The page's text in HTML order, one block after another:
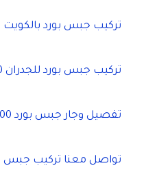
تركيب جبس بورد بالكويت
تركيب جبس بورد للجدران 51489400
تفصيل وجار جبس بورد 51489400
تواصل معنا تركيب جبس